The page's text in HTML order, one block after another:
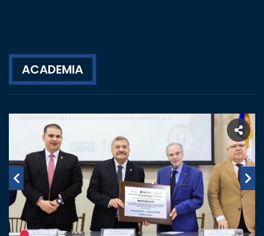
ACADEMIA